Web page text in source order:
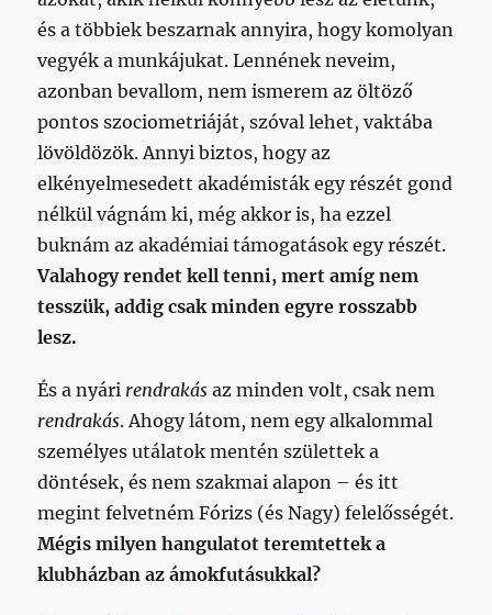
és a többiek beszarnak annyira, hogy komolyan
vegyék a munkájukat. Lennének neveim,
azonban bevallom, nem ismerem az öltöző
pontos szociometriáját, szóval lehet, vaktába
lövöldözök. Annyi biztos, hogy az
elkényelmesedett akadémisták egy részét gond
nélkül vágnám ki, még akkor is, ha ezzel
buknám az akadémiai támogatások egy részét.
Valahogy rendet kell tenni, mert amíg nem
tesszük, addig csak minden egyre rosszabb
lesz.
És a nyári rendrakás az minden volt, csak nem
rendrakás. Ahogy látom, nem egy alkalommal
személyes utálatok mentén születtek a
döntések, és nem szakmai alapon – és itt
megint felvetném Fórizs (és Nagy) felelősségét.
Mégis milyen hangulatot teremtettek a
klubházban az ámokfutásukkal?